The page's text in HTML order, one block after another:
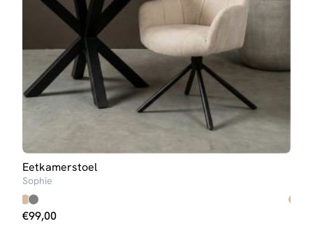
Eetkamerstoel
Sophie
€99,00